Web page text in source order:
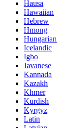
Hausa
Hawaiian
Hebrew
Hmong
Hungarian
Icelandic
Igbo
Javanese
Kannada
Kazakh
Khmer
Kurdish
Kyrgyz
Latin